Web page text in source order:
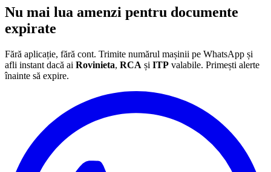
Nu mai lua amenzi pentru documente
expirate
Fără aplicație, fără cont. Trimite numărul mașinii pe WhatsApp și
afli instant dacă ai Rovinieta, RCA și ITP valabile. Primești alerte
înainte să expire.